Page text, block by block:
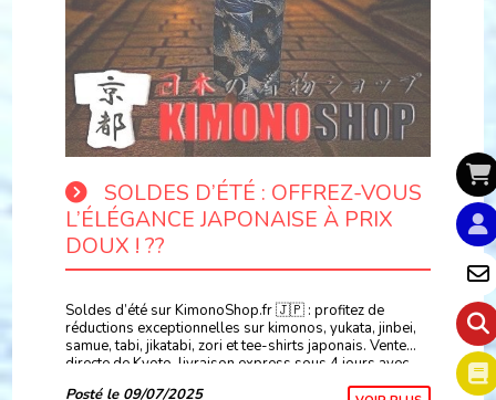
SOLDES D’ÉTÉ : OFFREZ-VOUS
L’ÉLÉGANCE JAPONAISE À PRIX
DOUX ! ??
Soldes d’été sur KimonoShop.fr 🇯🇵 : profitez de
réductions exceptionnelles sur kimonos, yukata, jinbei,
samue, tabi, jikatabi, zori et tee-shirts japonais. Vente
directe de Kyoto, livraison express sous 4 jours avec
Posté le 09/07/2025